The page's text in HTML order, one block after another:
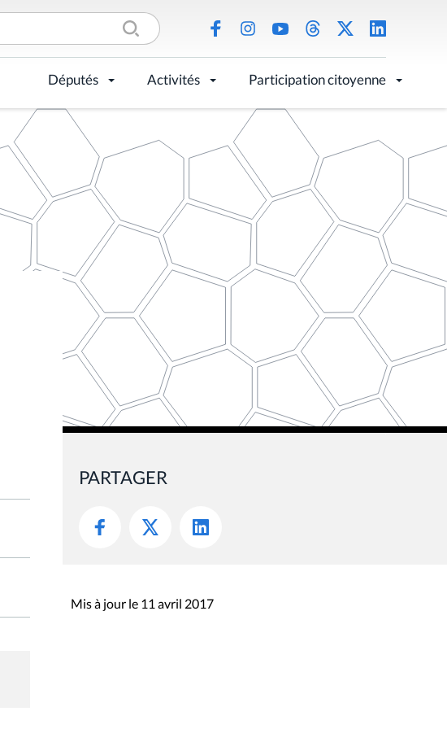
Députés Activités Participation citoyenne
PARTAGER
Mis à jour le 11 avril 2017